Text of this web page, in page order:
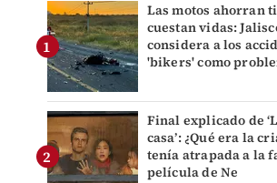
Las motos ahorran
cuestan vidas:
considera a los
'bikers' como
Final explicado de
casa’: ¿Qué era la
tenía atrapada a la
película de Ne